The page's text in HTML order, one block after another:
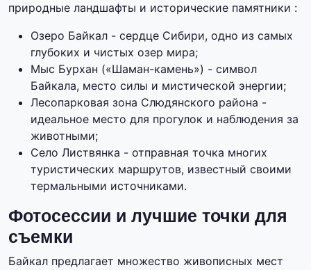
природные ландшафты и исторические памятники :
Озеро Байкал - сердце Сибири, одно из самых
глубоких и чистых озер мира;
Мыс Бурхан («Шаман-камень») - символ
Байкала, место силы и мистической энергии;
Лесопарковая зона Слюдянского района -
идеальное место для прогулок и наблюдения за
животными;
Село Листвянка - отправная точка многих
туристических маршрутов, известный своими
термальными источниками.
Фотосессии и лучшие точки для
съемки
Байкал предлагает множество живописных мест